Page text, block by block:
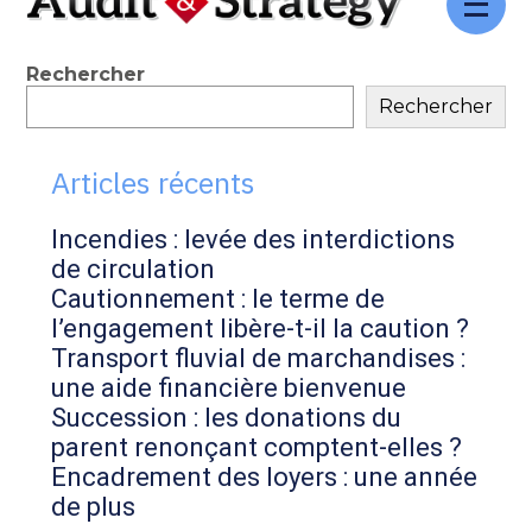
Aller
Blog
sidebar
Rechercher
Rechercher
Articles récents
Incendies : levée des interdictions
de circulation
Cautionnement : le terme de
l’engagement libère-t-il la caution ?
Transport fluvial de marchandises :
une aide financière bienvenue
Succession : les donations du
parent renonçant comptent-elles ?
Encadrement des loyers : une année
de plus